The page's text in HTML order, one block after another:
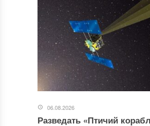
06.08.2026
Разведать «Птичий